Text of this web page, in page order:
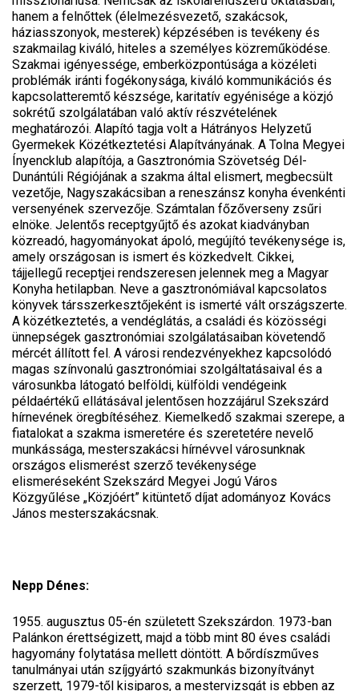
hanem a felnőttek (élelmezésvezető, szakácsok,
háziasszonyok, mesterek) képzésében is tevékeny és
szakmailag kiváló, hiteles a személyes közreműködése.
Szakmai igényessége, emberközpontúsága a közéleti
problémák iránti fogékonysága, kiváló kommunikációs és
kapcsolatteremtő készsége, karitatív egyénisége a közjó
sokrétű szolgálatában való aktív részvételének
meghatározói. Alapító tagja volt a Hátrányos Helyzetű
Gyermekek Közétkeztetési Alapítványának. A Tolna Megyei
Ínyencklub alapítója, a Gasztronómia Szövetség Dél-
Dunántúli Régiójának a szakma által elismert, megbecsült
vezetője, Nagyszakácsiban a reneszánsz konyha évenkénti
versenyének szervezője. Számtalan főzőverseny zsűri
elnöke. Jelentős receptgyűjtő és azokat kiadványban
közreadó, hagyományokat ápoló, megújító tevékenysége is,
amely országosan is ismert és közkedvelt. Cikkei,
tájjellegű receptjei rendszeresen jelennek meg a Magyar
Konyha hetilapban. Neve a gasztronómiával kapcsolatos
könyvek társszerkesztőjeként is ismerté vált országszerte.
A közétkeztetés, a vendéglátás, a családi és közösségi
ünnepségek gasztronómiai szolgálatásaiban követendő
mércét állított fel. A városi rendezvényekhez kapcsolódó
magas színvonalú gasztronómiai szolgáltatásaival és a
városunkba látogató belföldi, külföldi vendégeink
példaértékű ellátásával jelentősen hozzájárul Szekszárd
hírnevének öregbítéséhez. Kiemelkedő szakmai szerepe, a
fiatalokat a szakma ismeretére és szeretetére nevelő
munkássága, mesterszakácsi hírnévvel városunknak
országos elismerést szerző tevékenysége
elismeréseként Szekszárd Megyei Jogú Város
Közgyűlése „Közjóért” kitüntető díjat adományoz Kovács
János mesterszakácsnak.
Nepp Dénes:
1955. augusztus 05-én született Szekszárdon. 1973-ban
Palánkon érettségizett, majd a több mint 80 éves családi
hagyomány folytatása mellett döntött. A bőrdíszműves
tanulmányai után szíjgyártó szakmunkás bizonyítványt
szerzett, 1979-től kisiparos, a mestervizsgát is ebben az